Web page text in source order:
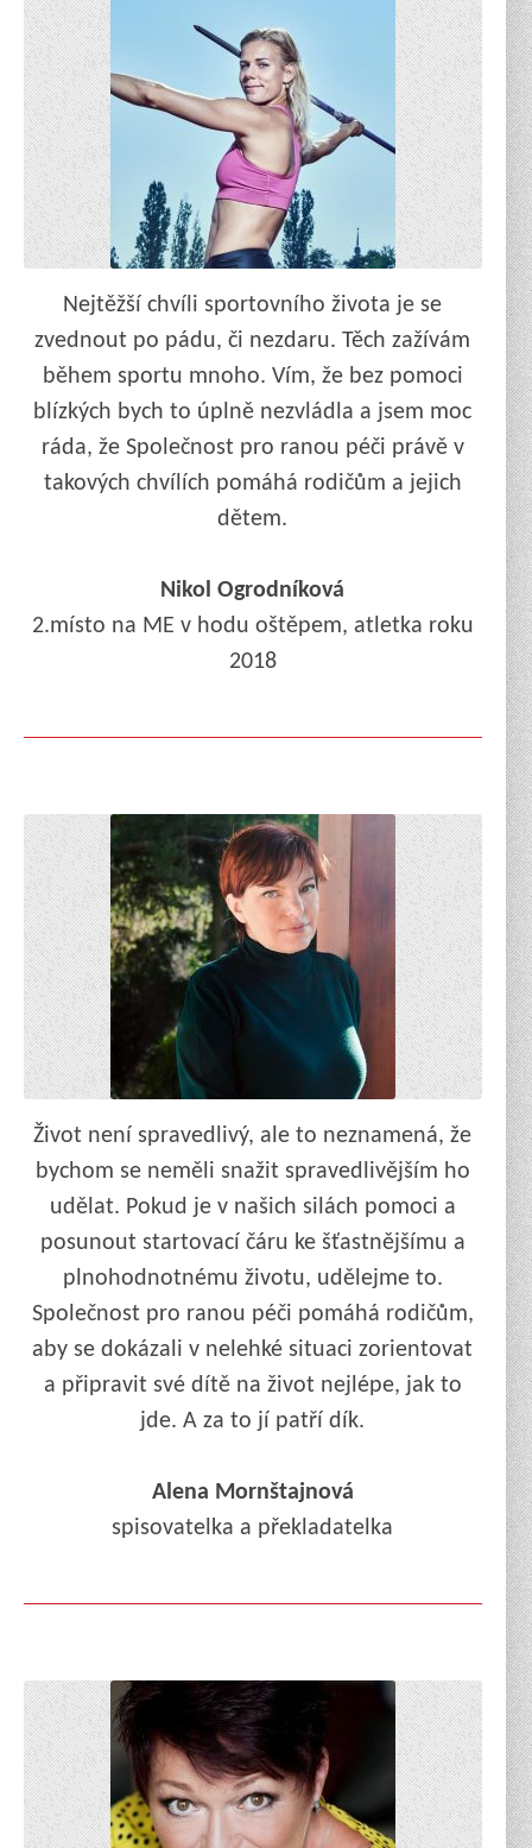
Nejtěžší chvíli sportovního života je se
zvednout po pádu, či nezdaru. Těch zažívám
během sportu mnoho. Vím, že bez pomoci
blízkých bych to úplně nezvládla a jsem moc
ráda, že Společnost pro ranou péči právě v
takových chvílích pomáhá rodičům a jejich
dětem.
Nikol Ogrodníková
2.místo na ME v hodu oštěpem, atletka roku
2018
Život není spravedlivý, ale to neznamená, že
bychom se neměli snažit spravedlivějším ho
udělat. Pokud je v našich silách pomoci a
posunout startovací čáru ke šťastnějšímu a
plnohodnotnému životu, udělejme to.
Společnost pro ranou péči pomáhá rodičům,
aby se dokázali v nelehké situaci zorientovat
a připravit své dítě na život nejlépe, jak to
jde. A za to jí patří dík.
Alena Mornštajnová
spisovatelka a překladatelka